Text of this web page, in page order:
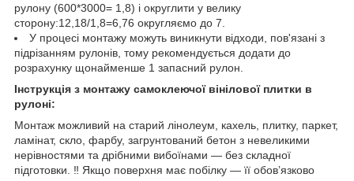
рулону (600*3000= 1,8) і округлити у велику
сторону:12,18/1,8=6,76 округляємо до 7.
У процесі монтажу можуть виникнути відходи, пов'язані з
підрізанням рулонів, тому рекомендується додати до
розрахунку щонайменше 1 запасний рулон.
Інструкція з монтажу самоклеючої вінілової плитки в
рулоні:
Монтаж можливий на старий лінолеум, кахель, плитку, паркет,
ламінат, скло, фарбу, загрунтований бетон з невеликими
нерівностями та дрібними вибоїнами — без складної
підготовки. ‼️ Якщо поверхня має побілку — її обов’язково